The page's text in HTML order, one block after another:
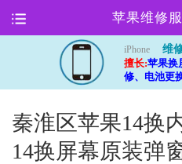
苹果维修
iPhone
维
擅长:苹果换
修、电池更
秦淮区苹果14换
14换屏幕原装弹